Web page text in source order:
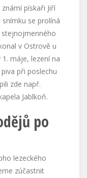
pískaři Jiří
snímku se prolíná
stejnojmenného
v Ostrově u
máje, lezení na
při poslechu
zde např.
Jablkoň.
po
lezeckého
zúčastnit